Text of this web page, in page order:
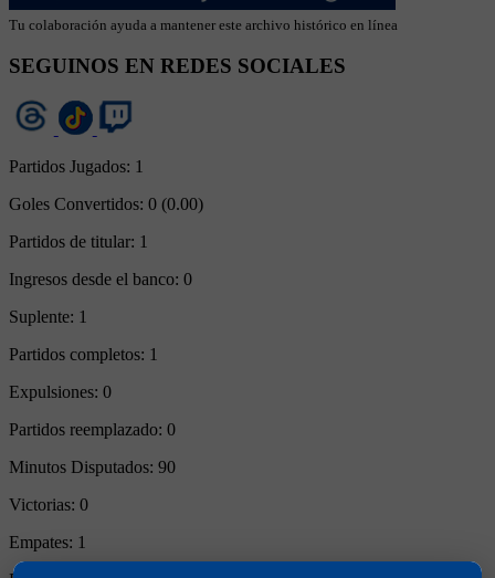
Tu colaboración ayuda a mantener este archivo histórico en línea
SEGUINOS EN REDES SOCIALES
Partidos Jugados: 1
Goles Convertidos: 0 (0.00)
Partidos de titular: 1
Ingresos desde el banco: 0
Suplente: 1
Partidos completos: 1
Expulsiones: 0
Partidos reemplazado: 0
Minutos Disputados: 90
Victorias: 0
Empates: 1